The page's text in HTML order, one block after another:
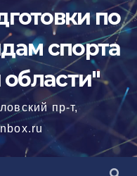
по
спорта
пр-т,